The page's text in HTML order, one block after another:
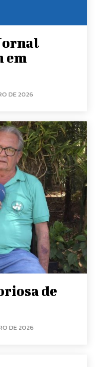
em
DE 2026
de
DE 2026